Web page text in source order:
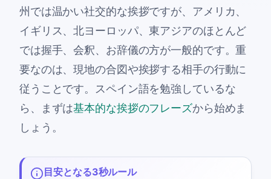
州では温かい社交的な挨拶ですが、アメリカ、
イギリス、北ヨーロッパ、東アジアのほとんど
では握手、会釈、お辞儀の方が一般的です。重
要なのは、現地の合図や挨拶する相手の行動に
従うことです。スペイン語を勉強しているな
ら、まずは基本的な挨拶のフレーズから始めま
しょう。
目安となる3秒ルール